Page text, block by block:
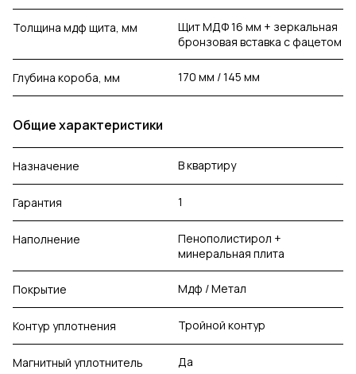
Толщина мдф щита, мм
Щит МДФ 16 мм + зеркальная
бронзовая вставка с фацетом
Глубина короба, мм 170 мм / 145 мм
Общие характеристики
Назначение В квартиру
Гарантия 1
Наполнение
Пенополистирол +
минеральная плита
Покрытие Мдф / Метал
Контур уплотнения Тройной контур
Магнитный уплотнитель Да